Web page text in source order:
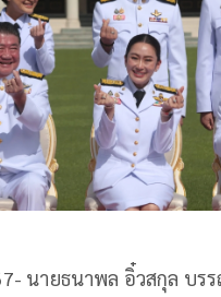
นายธนาพล อิ๋วสกุล บร